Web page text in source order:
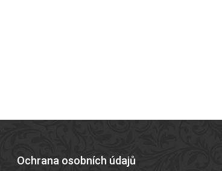
Ochrana osobních údajů